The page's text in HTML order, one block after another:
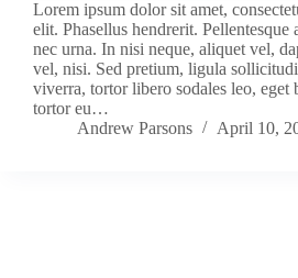
Lorem ipsum dolor sit amet,
elit. Phasellus hendrerit. Pellentesque
nec urna. In nisi neque, aliquet vel,
vel, nisi. Sed pretium, ligula
viverra, tortor libero sodales leo, eget
tortor eu…
Andrew Parsons
April 10,